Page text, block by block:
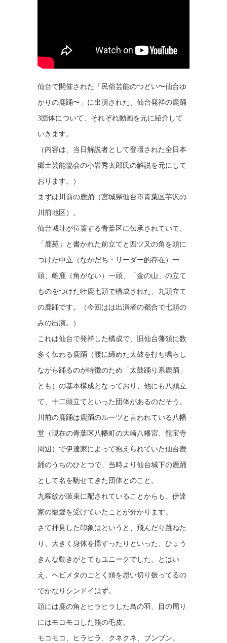
仙台で開催された「民俗芸能のつどい〜仙台ゆ
かりの鹿踊〜」に出演された、仙台発祥の鹿踊
3団体について、それぞれ動画を元に紹介して
いきます。
（内容は、当日解説者として登壇された全日本
郷土芸能協会の小岩秀太郎氏の解説を元にして
おります。）
まずは川前の鹿踊（宮城県仙台市青葉区芋沢の
川前地区）。
仙台城址が位置する青葉区に伝承されていて、
「鹿苑」と書かれた前立てと四ツ又の角を頭に
つけた中立（なかだち・リーダー的存在）一
頭、雌鹿（角がない）一頭、「金の山」の立て
ものをつけた牡鹿七頭で構成された、九頭立て
の鹿踊です。（今回はは出演者の都合で七頭の
みの出演。）
これは仙台で発祥した構成で、旧仙台藩領に数
多く伝わる鹿踊（腰に締めた太鼓を打ち鳴らし
ながら踊るのが特徴のため「太鼓踊り系鹿踊」
とも）の基本構成となっており、他にも八頭立
て、十二頭立てといった団体があるのだそう。
川前の鹿踊は鹿踊のルーツと言われている八幡
堂（現在の青葉区八幡町の大崎八幡宮、龍宝寺
周辺）で伊達家によって抱えられていた仙台鹿
踊のうちのひとつで、当時より仙台城下の鹿踊
として名を馳せてきた団体とのこと。
九曜紋が装束に配されていることからも、伊達
家の寵愛を受けていたことが分かります。
さて拝見した印象はというと、飛んだり跳ねた
り、大きく身体を揺すったりといった、ひょう
きんな動きがとてもユニークでした。とはい
え、ヘビメタのごとく頭を思い切り振ってるの
でかなりシンドイはず。
頭には鹿の角とヒラヒラした鳥の羽、目の周り
にはモコモコした熊の毛皮。
モコモコ、ヒラヒラ、クネクネ、ブンブン。